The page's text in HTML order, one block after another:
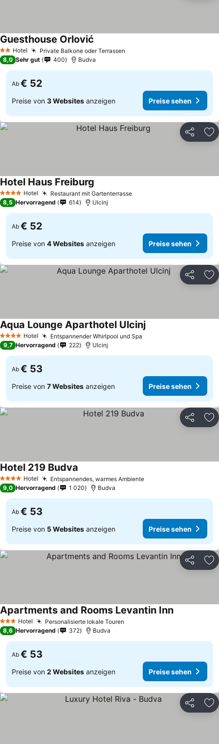
2 Sterne
Hotel Private Balkone oder Terrassen
Guesthouse Orlović
8,0 Sehr gut 400 Budva
Ab € 52
Preise von 3 Websites anzeigen Preise sehen
Teilen
4 Sterne Hotel Restaurant mit GartenterrassePreise sehen
Hotel Haus Freiburg
8,5 Hervorragend 614 Ulcinj
Ab € 52
Preise von 4 Websites anzeigen Preise sehen
Teilen
4 Sterne Hotel Entspannender Whirlpool und Spa
Aqua Lounge Aparthotel UlcinjPreise sehen
9,7 Hervorragend 222 Ulcinj
Ab € 53
Preise von 7 Websites anzeigen Preise sehen
Teilen
4 Sterne Hotel Entspannendes, warmes AmbientePreise sehen
Hotel 219 Budva
9,0 Hervorragend 1 020 Budva
Ab € 53
Preise von 5 Websites anzeigen Preise sehen
Teilen
3 SterneHotel Personalisierte lokale Touren
Apartments and Rooms Levantin InnPreise sehen
8,6 Hervorragend 372 Budva
Ab € 53
Preise von 2 Websites anzeigen Preise sehen
Teilen